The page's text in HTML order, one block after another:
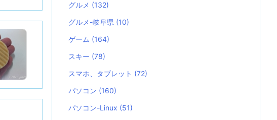
グルメ (132)
グルメ-岐阜県 (10)
ゲーム (164)
スキー (78)
スマホ、タブレット (72)
パソコン (160)
パソコン-Linux (51)